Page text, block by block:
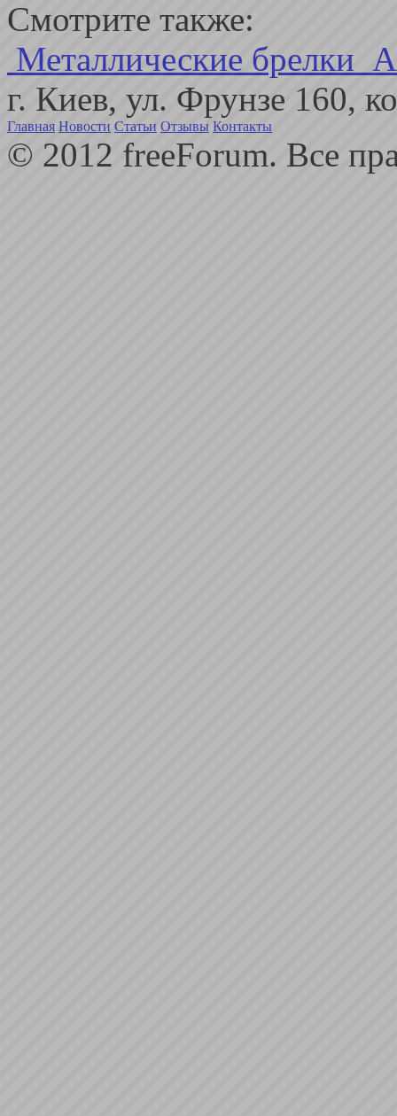
Смотрите также:
Металлические брелки
г. Киев, ул. Фрунзе 160,
Главная Новости Статьи Отзывы Контакты
© 2012 freeForum. Все